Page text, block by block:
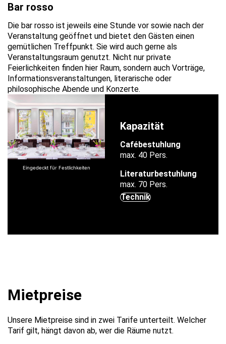
Bar rosso
Die bar rosso ist jeweils eine Stunde vor sowie nach der
Veranstaltung geöffnet und bietet den Gästen einen
gemütlichen Treffpunkt. Sie wird auch gerne als
Veranstaltungsraum genutzt. Nicht nur private
Feierlichkeiten finden hier Raum, sondern auch Vorträge,
Informationsveranstaltungen, literarische oder
philosophische Abende und Konzerte.
Kapazität
Cafébestuhlung
max. 40 Pers.
Literaturbestuhlung
max. 70 Pers.
Technik
Eingedeckt für Festlichkeiten
Mietpreise
Unsere Mietpreise sind in zwei Tarife unterteilt. Welcher
Tarif gilt, hängt davon ab, wer die Räume nutzt.